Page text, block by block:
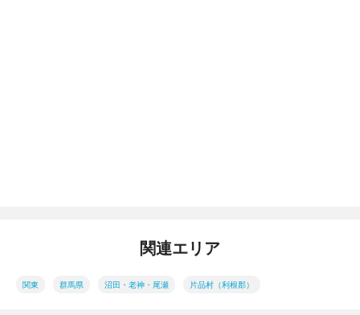
関連エリア
関東 群馬県 沼田・老神・尾瀬 片品村（利根郡）